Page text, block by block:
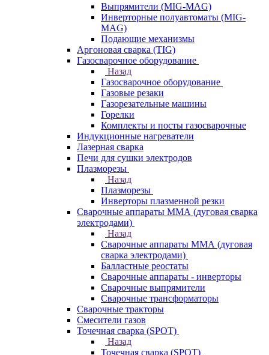
Выпрямители (MIG-MAG)
Инверторные полуавтоматы (MIG-
MAG)
Подающие механизмы
Аргоновая сварка (TIG)
Газосварочное оборудование
Назад
Газосварочное оборудование
Газовые резаки
Газорезательные машины
Горелки
Комплекты и посты газосварочные
Индукционные нагреватели
Лазерная сварка
Печи для сушки электродов
Плазморезы
Назад
Плазморезы
Инверторы плазменной резки
Сварочные аппараты ММА (дуговая сварка
электродами)
Назад
Сварочные аппараты ММА (дуговая
сварка электродами)
Балластные реостаты
Сварочные аппараты - инверторы
Сварочные выпрямители
Сварочные трансформаторы
Сварочные тракторы
Смесители газов
Точечная сварка (SPOT)
Назад
Точечная сварка (SPOT)